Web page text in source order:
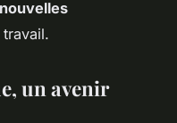
nouvelles
un avenir